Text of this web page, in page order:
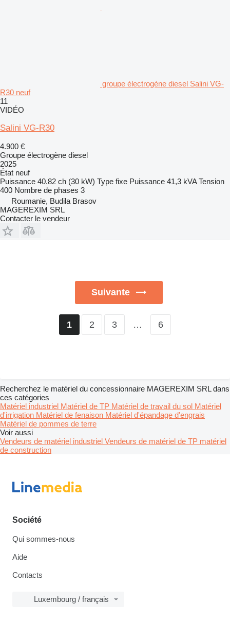
groupe électrogène diesel Salini VG-
R30 neuf
11
VIDÉO
Salini VG-R30
4.900 €
Groupe électrogène diesel
2025
État neuf
Puissance 40.82 ch (30 kW) Type fixe Puissance 41,3 kVA Tension
400 Nombre de phases 3
Roumanie, Budila Brasov
MAGEREXIM SRL
Contacter le vendeur
Suivante
1 2 3 … 6
Recherchez le matériel du concessionnaire MAGEREXIM SRL dans
ces catégories
Matériel industriel Matériel de TP Matériel de travail du sol Matériel
d'irrigation Matériel de fenaison Matériel d'épandage d'engrais
Matériel de pommes de terre
Voir aussi
Vendeurs de matériel industriel Vendeurs de matériel de TP matériel
de construction
Société
Qui sommes-nous
Aide
Contacts
Luxembourg / français